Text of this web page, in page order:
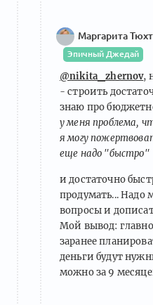
Маргарита
Эпичный Джедай
@nikita_zhernov,
- строить
знаю про
у меня проблема,
я могу
еще надо "быстро"
и достаточно
продумать... Надо
вопросы и
Мой вывод:
заранее
деньги будут
можно за 9